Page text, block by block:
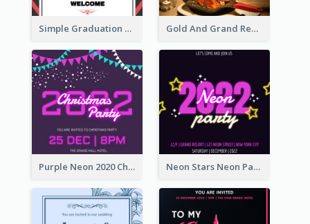
Simple Graduation Ceremony Invitation Design Template Gold And Grand Rehearsal Dinner For Wedding Invitation
Purple Neon 2020 Christmas Party Invitation Neon Stars Neon Party 2020 Invitation